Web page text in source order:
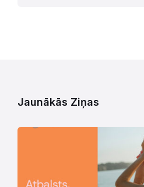
Jaunākās Ziņas